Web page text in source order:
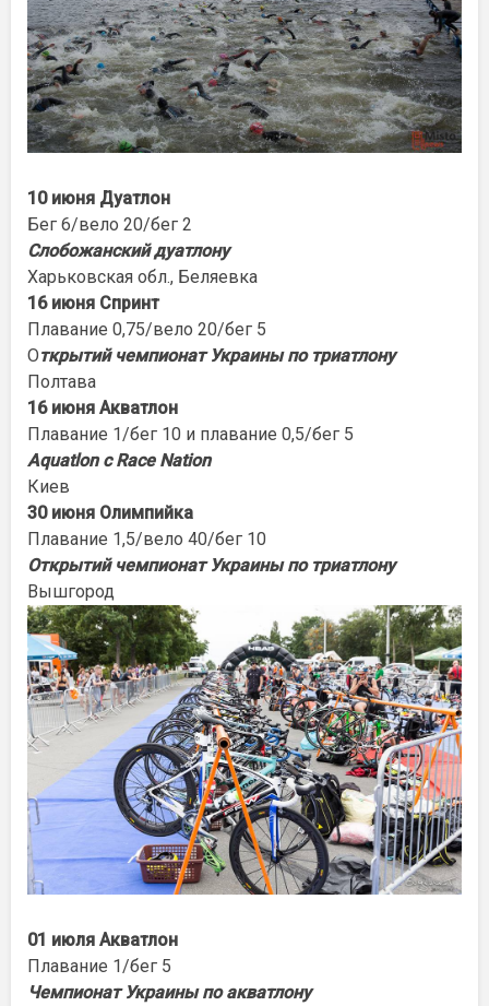
10 июня Дуатлон
Бег 6/вело 20/бег 2
Слобожанский дуатлону
Харьковская обл., Беляевка
16 июня Спринт
Плавание 0,75/вело 20/бег 5
Открытий чемпионат Украины по триатлону
Полтава
16 июня Акватлон
Плавание 1/бег 10 и плавание 0,5/бег 5
Aquatlon с Race Nation
Киев
30 июня Олимпийка
Плавание 1,5/вело 40/бег 10
Открытий чемпионат Украины по триатлону
Вышгород
01 июля Акватлон
Плавание 1/бег 5
Чемпионат Украины по акватлону